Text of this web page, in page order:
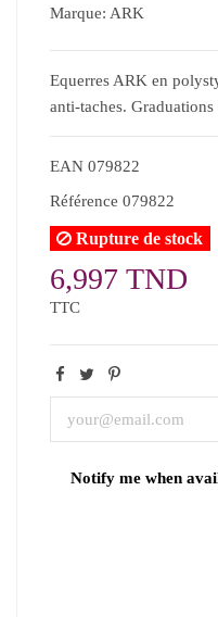
Marque: ARK
Equerres ARK en
anti-taches.
EAN 079822
Référence 079822
Rupture de stock
6,997 TND
TTC